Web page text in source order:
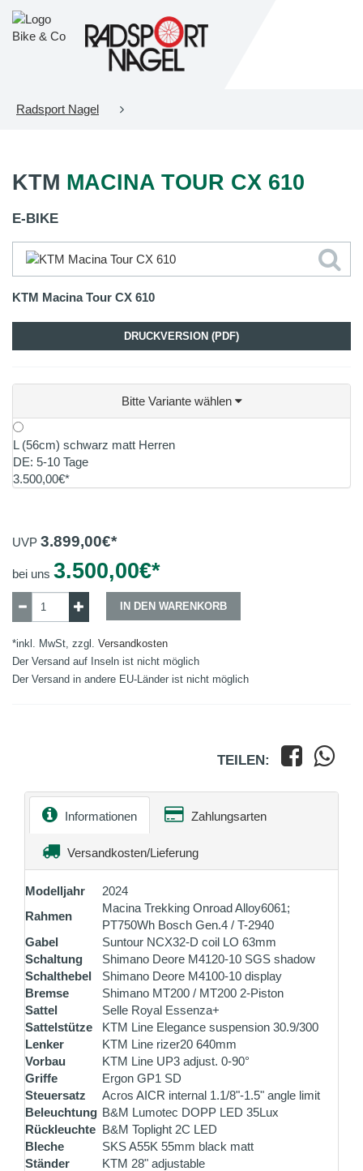
Radsport Nagel
KTM MACINA TOUR CX 610
E-BIKE
KTM Macina Tour CX 610
DRUCKVERSION (PDF)
Bitte Variante wählen
L (56cm) schwarz matt Herren
DE: 5-10 Tage
3.500,00€*
UVP 3.899,00€*
bei uns 3.500,00€*
IN DEN WARENKORB
*inkl. MwSt, zzgl. Versandkosten
Der Versand auf Inseln ist nicht möglich
Der Versand in andere EU-Länder ist nicht möglich
TEILEN:
Informationen Zahlungsarten
Versandkosten/Lieferung
Modelljahr
2024
Rahmen
Macina Trekking Onroad Alloy6061;
PT750Wh Bosch Gen.4 / T-2940
Gabel
Suntour NCX32-D coil LO 63mm
Schaltung
Shimano Deore M4120-10 SGS shadow
Schalthebel
Shimano Deore M4100-10 display
Bremse
Shimano MT200 / MT200 2-Piston
Sattel
Selle Royal Essenza+
Sattelstütze
KTM Line Elegance suspension 30.9/300
Lenker
KTM Line rizer20 640mm
Vorbau
KTM Line UP3 adjust. 0-90°
Griffe
Ergon GP1 SD
Steuersatz
Acros AICR internal 1.1/8"-1.5" angle limit
Beleuchtung B&M Lumotec DOPP LED 35Lux
Rückleuchte B&M Toplight 2C LED
Bleche
SKS A55K 55mm black matt
Ständer
KTM 28" adjustable